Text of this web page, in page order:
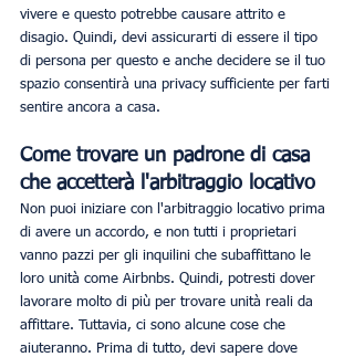
vivere e questo potrebbe causare attrito e
disagio. Quindi, devi assicurarti di essere il tipo
di persona per questo e anche decidere se il tuo
spazio consentirà una privacy sufficiente per farti
sentire ancora a casa.
Come trovare un padrone di casa
che accetterà l'arbitraggio locativo
Non puoi iniziare con l'arbitraggio locativo prima
di avere un accordo, e non tutti i proprietari
vanno pazzi per gli inquilini che subaffittano le
loro unità come Airbnbs. Quindi, potresti dover
lavorare molto di più per trovare unità reali da
affittare. Tuttavia, ci sono alcune cose che
aiuteranno. Prima di tutto, devi sapere dove